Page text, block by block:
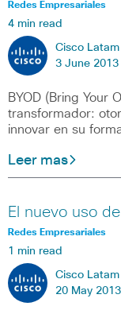
Redes Empresariales
4 min read
Cisco Latam
3 June
BYOD (Bring Your
transformador:
innovar en su
Leer mas
El nuevo uso
Redes Empresariales
1 min read
Cisco Latam
20 May